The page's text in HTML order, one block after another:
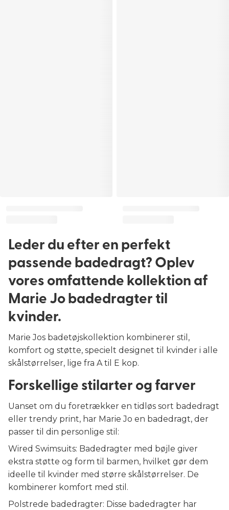
Leder du efter en perfekt
passende badedragt? Oplev
vores omfattende kollektion af
Marie Jo badedragter til
kvinder.
Marie Jos badetøjskollektion kombinerer stil,
komfort og støtte, specielt designet til kvinder i alle
skålstørrelser, lige fra A til E kop.
Forskellige stilarter og farver
Uanset om du foretrækker en tidløs sort badedragt
eller trendy print, har Marie Jo en badedragt, der
passer til din personlige stil:
Wired Swimsuits: Badedragter med bøjle giver
ekstra støtte og form til barmen, hvilket gør dem
ideelle til kvinder med større skålstørrelser. De
kombinerer komfort med stil.
Polstrede badedragter: Disse badedragter har